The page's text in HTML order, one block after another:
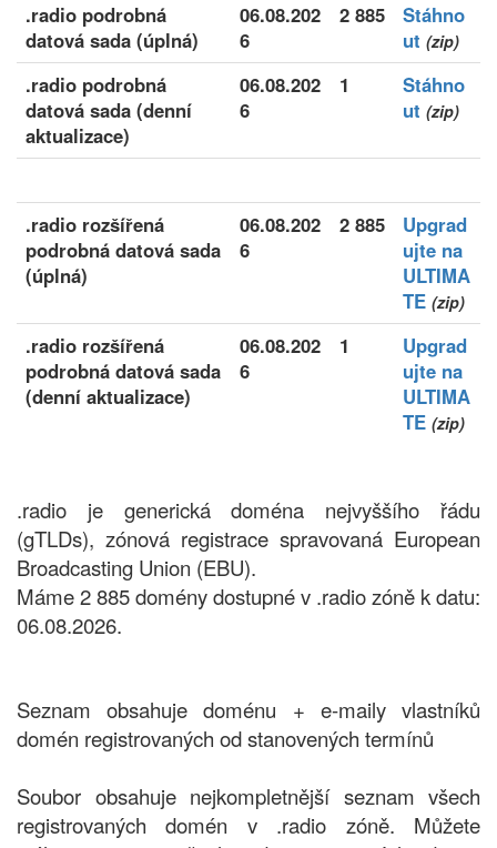
.radio podrobná
datová sada (úplná)
06.08.202
6
2 885
Stáhno
ut (zip)
.radio podrobná
datová sada (denní
aktualizace)
06.08.202
6
1
Stáhno
ut (zip)
.radio rozšířená
podrobná datová sada
(úplná)
06.08.202
6
2 885
Upgrad
ujte na
ULTIMA
TE (zip)
.radio rozšířená
podrobná datová sada
(denní aktualizace)
06.08.202
6
1
Upgrad
ujte na
ULTIMA
TE (zip)
.radio je generická doména nejvyššího řádu
(gTLDs), zónová registrace spravovaná European
Broadcasting Union (EBU).
Máme 2 885 domény dostupné v .radio zóně k datu:
06.08.2026.
Seznam obsahuje doménu + e-maily vlastníků
domén registrovaných od stanovených termínů
Soubor obsahuje nejkompletnější seznam všech
registrovaných domén v .radio zóně. Můžete